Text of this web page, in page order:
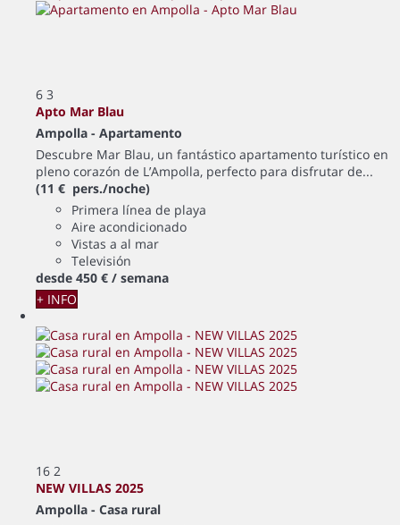
6 3
Apto Mar Blau
Ampolla - Apartamento
Descubre Mar Blau, un fantástico apartamento turístico en
pleno corazón de L’Ampolla, perfecto para disfrutar de...
(11 € pers./noche)
Primera línea de playa
Aire acondicionado
Vistas a al mar
Televisión
desde 450 € / semana
+ INFO
16 2
NEW VILLAS 2025
Ampolla - Casa rural